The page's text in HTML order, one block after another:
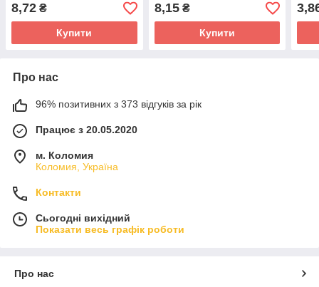
8,72 ₴
Купити
8,15₴
Купити
Про нас
96% позитивних з 373 відгуків за рік
Працює з 20.05.2020
м. Коломия
Коломия, Україна
Контакти
Сьогодні вихідний
Показати весь графік роботи
Про нас